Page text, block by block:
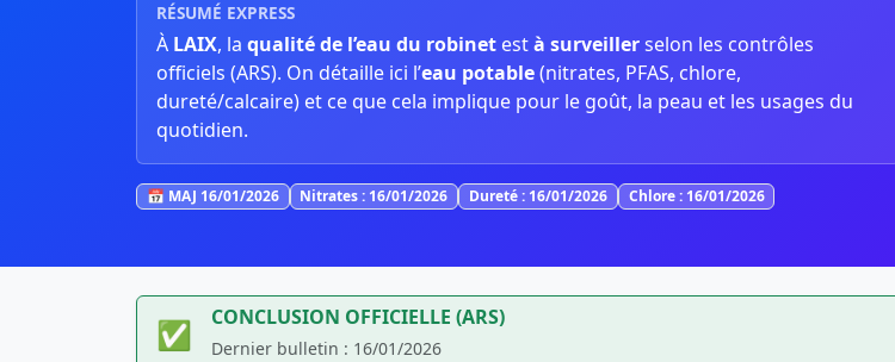
RÉSUMÉ EXPRESS
À LAIX, la qualité de l’eau du robinet està surveillerselon les contrôles
officiels (ARS). On détaille ici l’eau potable(nitrates, PFAS, chlore,
dureté/calcaire) et ce que cela implique pour le goût, la peau et les usages du
quotidien.
📅 MAJ 16/01/2026 Nitrates : 16/01/2026 Dureté : 16/01/2026 Chlore : 16/01/2026
✅ CONCLUSION OFFICIELLE (ARS)
Dernier bulletin : 16/01/2026